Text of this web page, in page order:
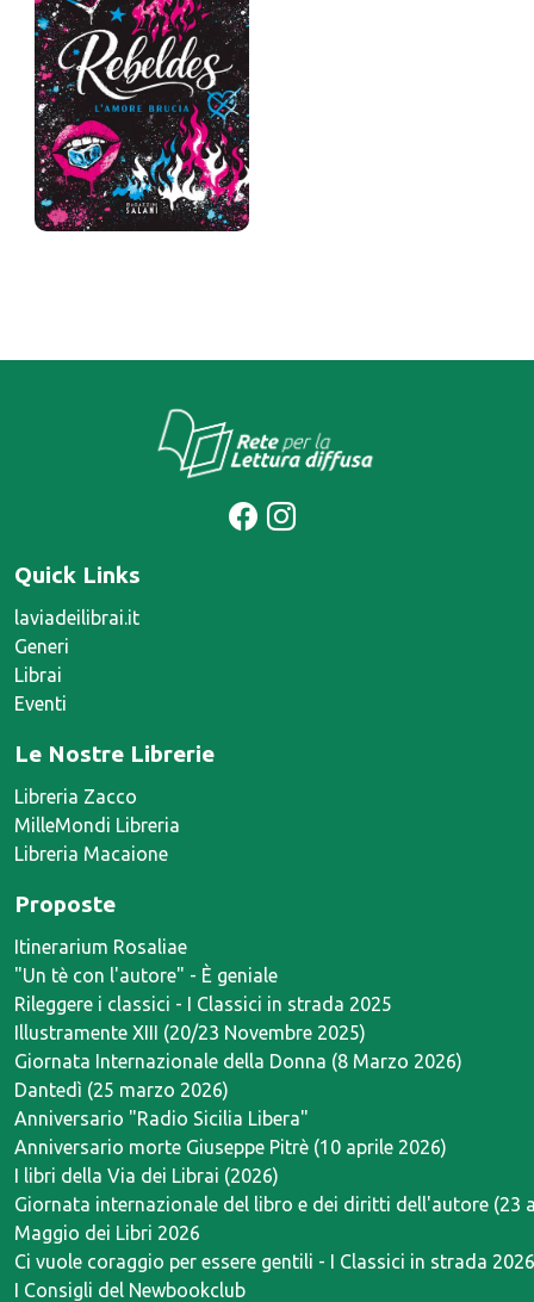
Nuccio Vara
Prezzo:17 €
Quick Links
laviadeilibrai.it
Generi
Librai
Eventi
Le Nostre Librerie
Libreria Zacco
MilleMondi Libreria
Libreria Macaione
Proposte
Itinerarium Rosaliae
"Un tè con l'autore" - È geniale
Rileggere i classici - I Classici in strada 2025
Illustramente XIII (20/23 Novembre 2025)
Giornata Internazionale della Donna (8 Marzo 2026)
Dantedì (25 marzo 2026)
Anniversario "Radio Sicilia Libera"
Anniversario morte Giuseppe Pitrè (10 aprile 2026)
I libri della Via dei Librai (2026)
Giornata internazionale del libro e dei diritti dell'autore (23
Maggio dei Libri 2026
Ci vuole coraggio per essere gentili - I Classici in strada 2026
I Consigli del Newbookclub